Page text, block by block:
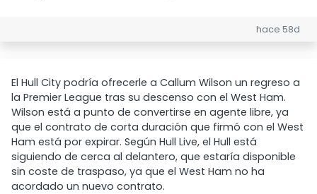
hace 58d
El Hull City podría ofrecerle a Callum Wilson un regreso a
la Premier League tras su descenso con el West Ham.
Wilson está a punto de convertirse en agente libre, ya
que el contrato de corta duración que firmó con el West
Ham está por expirar. Según Hull Live, el Hull está
siguiendo de cerca al delantero, que estaría disponible
sin coste de traspaso, ya que el West Ham no ha
acordado un nuevo contrato.